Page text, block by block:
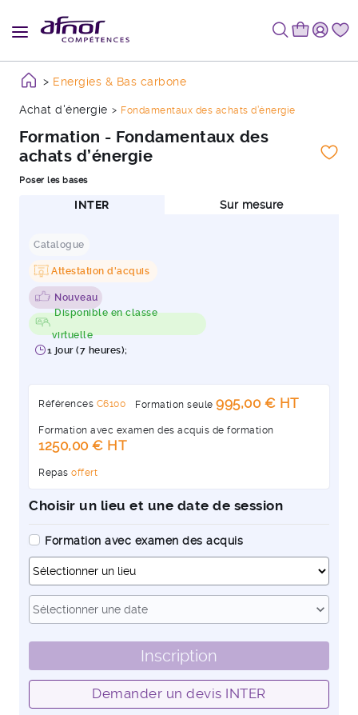
Energies & Bas carbone
Achat d'énergie Fondamentaux des achats d’énergie
Formation - Fondamentaux des
achats d’énergie
Poser les bases
INTER Sur mesure
Catalogue
Attestation d'acquis
Nouveau
Disponible en classe
virtuelle
1 jour (7 heures);
Références C6100 Formation seule 995,00 € HT
Formation avec examen des acquis de formation
1250,00 € HT
Repas offert
Choisir un lieu et une date de session
Formation avec examen des acquis
Sélectionner une date
expand_more
Inscription
Demander un devis INTER